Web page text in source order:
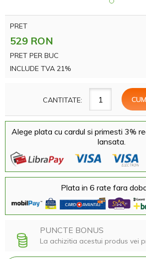
PRET
529 RON
PRET PER BUC
INCLUDE TVA 21%
CANTITATE:
Alege plata cu cardul si primesti 3%
lansata.
Plata in 6 rate fara
PUNCTE BONUS
La achizitia acestui produs vei